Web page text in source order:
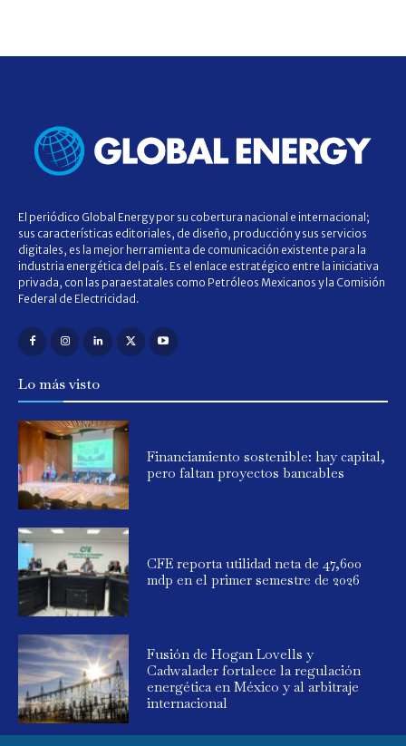
El periódico Global Energy por su cobertura nacional e internacional;
sus características editoriales, de diseño, producción y sus servicios
digitales, es la mejor herramienta de comunicación existente para la
industria energética del país. Es el enlace estratégico entre la iniciativa
privada, con las paraestatales como Petróleos Mexicanos y la Comisión
Federal de Electricidad.
Lo más visto
Financiamiento sostenible: hay capital,
pero faltan proyectos bancables
CFE reporta utilidad neta de 47,600
mdp en el primer semestre de 2026
Fusión de Hogan Lovells y
Cadwalader fortalece la regulación
energética en México y al arbitraje
internacional